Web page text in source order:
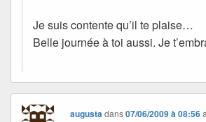
Je suis contente qu’il te plaise…
Belle journée à toi aussi. Je
augustadans07/06/2009 à 08:56